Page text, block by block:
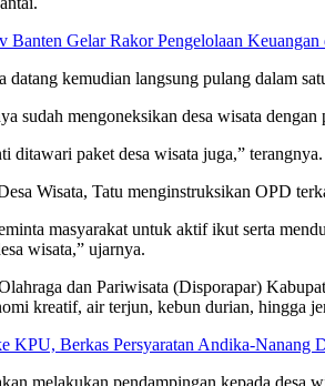
Banten Gelar Rakor Pengelolaan
datang kemudian langsung pulang dalam
sudah mengoneksikan desa wisata
ditawari paket desa wisata juga,” terangnya.
Wisata, Tatu menginstruksikan OPD
masyarakat untuk aktif ikut serta
wisata,” ujarnya.
dan Pariwisata (Disporapar)
kreatif, air terjun, kebun durian, hingga
KPU, Berkas Persyaratan Andika-Nanang
melakukan pendampingan kepada desa